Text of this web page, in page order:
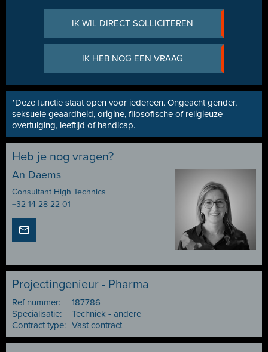
IK WIL DIRECT SOLLICITEREN
IK HEB NOG EEN VRAAG
*Deze functie staat open voor iedereen. Ongeacht gender,
seksuele geaardheid, origine, filosofische of religieuze
overtuiging, leeftijd of handicap.
Heb je nog vragen?
An Daems
Consultant High Technics
+32 14 28 22 01
Projectingenieur - Pharma
Ref nummer:
187786
Specialisatie:
Techniek - andere
Contract type: Vast contract